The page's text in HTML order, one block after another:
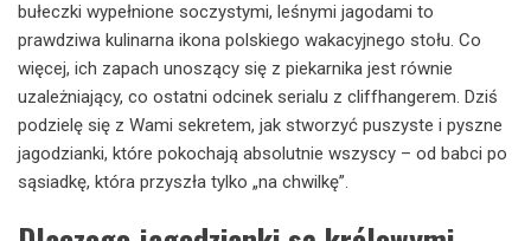
bułeczki wypełnione soczystymi, leśnymi jagodami to
prawdziwa kulinarna ikona polskiego wakacyjnego stołu. Co
więcej, ich zapach unoszący się z piekarnika jest równie
uzależniający, co ostatni odcinek serialu z cliffhangerem. Dziś
podzielę się z Wami sekretem, jak stworzyć puszyste i pyszne
jagodzianki, które pokochają absolutnie wszyscy – od babci po
sąsiadkę, która przyszła tylko „na chwilkę”.